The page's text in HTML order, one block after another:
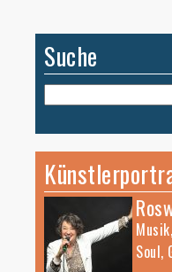
Suche
Suchen
nach:
Soul,